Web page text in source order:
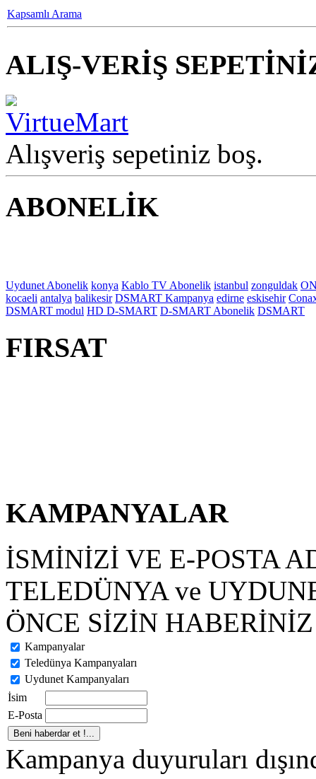
Kapsamlı Arama
ALIŞ-VERİŞ
Alışveriş sepetiniz boş.
ABONELİK
Uydunet Abonelik konya Kablo TV Abonelik istanbul zonguldak
kocaeli antalya balikesir DSMART Kampanya edirne eskisehir
DSMART modul HD D-SMART D-SMART Abonelik DSMART
FIRSAT
KAMPANYALAR
İSMİNİZİ VE E-POSTA
TELEDÜNYA ve
ÖNCE SİZİN
Kampanyalar
Teledünya Kampanyaları
Uydunet Kampanyaları
İsim
E-Posta
Kampanya duyuruları